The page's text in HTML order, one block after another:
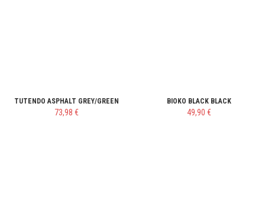
TUTENDO ASPHALT GREY/GREEN
73,98 €
BIOKO BLACK BLACK
49,90 €